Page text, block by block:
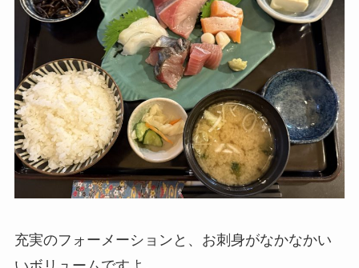
充実のフォーメーションと、お刺身がなかなかい